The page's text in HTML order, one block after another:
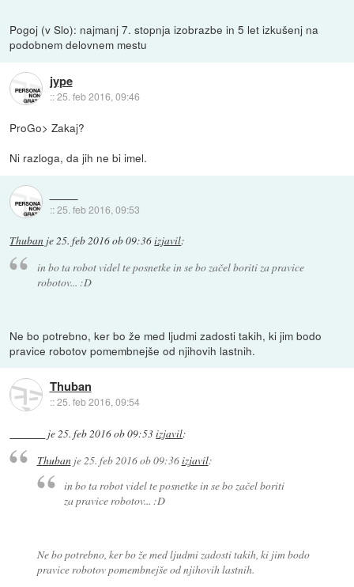
Pogoj (v Slo): najmanj 7. stopnja izobrazbe in 5 let izkušenj na
podobnem delovnem mestu
jype
::25. feb 2016, 09:46
ProGo> Zakaj?
Ni razloga, da jih ne bi imel.
::25. feb 2016, 09:53
Thuban je25. feb 2016 ob 09:36izjavil:
in bo ta robot videl te posnetke in se bo začel boriti za pravice
robotov... :D
Ne bo potrebno, ker bo že med ljudmi zadosti takih, ki jim bodo
pravice robotov pomembnejše od njihovih lastnih.
Thuban
::25. feb 2016, 09:54
je25. feb 2016 ob 09:53izjavil:
Thubanje 25. feb 2016 ob 09:36izjavil:
in bo ta robot videl te posnetke in se bo začel boriti
za pravice robotov... :D
Ne bo potrebno, ker bo že med ljudmi zadosti takih, ki jim bodo
pravice robotov pomembnejše od njihovih lastnih.